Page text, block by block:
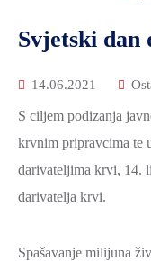
Svjetski
14.06.2021
S ciljem podizanja
krvnim pripravcima te
darivateljima krvi, 14.
darivatelja krvi.
Spašavanje milijuna